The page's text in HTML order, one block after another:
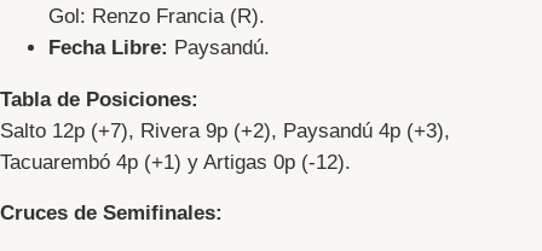
Gol: Renzo Francia (R).
Fecha Libre: Paysandú.
Tabla de Posiciones:
Salto 12p (+7), Rivera 9p (+2), Paysandú 4p (+3),
Tacuarembó 4p (+1) y Artigas 0p (-12).
Cruces de Semifinales: